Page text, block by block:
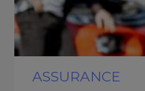
ASSURANCE